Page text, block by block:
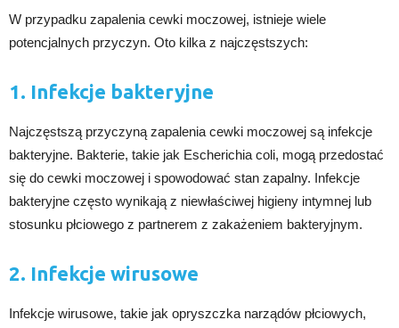
W przypadku zapalenia cewki moczowej, istnieje wiele
potencjalnych przyczyn. Oto kilka z najczęstszych:
1. Infekcje bakteryjne
Najczęstszą przyczyną zapalenia cewki moczowej są infekcje
bakteryjne. Bakterie, takie jak Escherichia coli, mogą przedostać
się do cewki moczowej i spowodować stan zapalny. Infekcje
bakteryjne często wynikają z niewłaściwej higieny intymnej lub
stosunku płciowego z partnerem z zakażeniem bakteryjnym.
2. Infekcje wirusowe
Infekcje wirusowe, takie jak opryszczka narządów płciowych,